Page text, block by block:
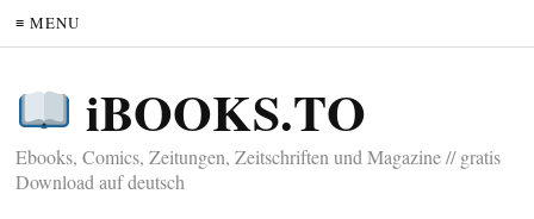
≡ MENU
iBOOKS.TO
Ebooks, Comics, Zeitungen, Zeitschriften und Magazine // gratis
Download auf deutsch